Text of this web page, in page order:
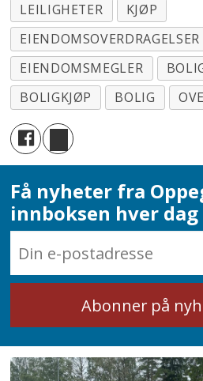
LEILIGHETER
KJØP
EIENDOMSOVERDRAGELSER
EIENDOMSMEGLER
BOLIGKJØP
BOLIG
Få nyheter fra
innboksen hver dag